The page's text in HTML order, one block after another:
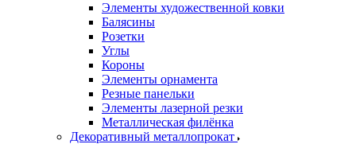
Элементы художественной ковки
Балясины
Розетки
Углы
Короны
Элементы орнамента
Резные панельки
Элементы лазерной резки
Металлическая филёнка
Декоративный металлопрокат